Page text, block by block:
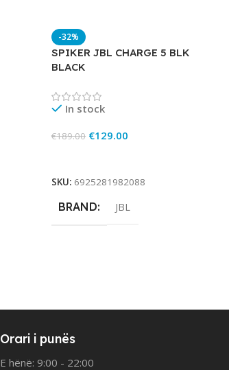
-32%
SPIKER JBL CHARGE 5 BLK
BLACK
In stock
€189.00 €129.00
SKU: 6925281982088
BRAND JBL
Orari i punës
E hënë: 9:00 - 22:00